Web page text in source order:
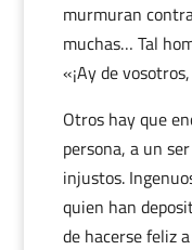
murmuran
muchas… Tal
«¡Ay de
Otros hay que
persona, a un
injustos.
quien han
de hacerse feliz